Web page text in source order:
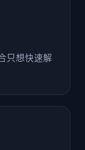
只想快速解